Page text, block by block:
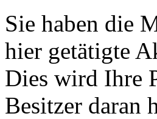
Sie haben die
hier getätigte
Dies wird Ihre
Besitzer daran